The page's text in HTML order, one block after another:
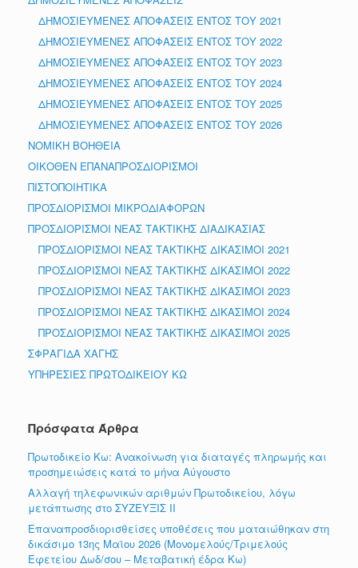
ΔΗΜΟΣΙΕΥΜΕΝΕΣ ΑΠΟΦΑΣΕΙΣ ΕΝΤΟΣ ΤΟΥ 2021
ΔΗΜΟΣΙΕΥΜΕΝΕΣ ΑΠΟΦΑΣΕΙΣ ΕΝΤΟΣ ΤΟΥ 2022
ΔΗΜΟΣΙΕΥΜΕΝΕΣ ΑΠΟΦΑΣΕΙΣ ΕΝΤΟΣ ΤΟΥ 2023
ΔΗΜΟΣΙΕΥΜΕΝΕΣ ΑΠΟΦΑΣΕΙΣ ΕΝΤΟΣ ΤΟΥ 2024
ΔΗΜΟΣΙΕΥΜΕΝΕΣ ΑΠΟΦΑΣΕΙΣ ΕΝΤΟΣ ΤΟΥ 2025
ΔΗΜΟΣΙΕΥΜΕΝΕΣ ΑΠΟΦΑΣΕΙΣ ΕΝΤΟΣ ΤΟΥ 2026
ΝΟΜΙΚΗ ΒΟΗΘΕΙΑ
ΟΙΚΟΘΕΝ ΕΠΑΝΑΠΡΟΣΔΙΟΡΙΣΜΟΙ
ΠΙΣΤΟΠΟΙΗΤΙΚΑ
ΠΡΟΣΔΙΟΡΙΣΜΟΙ ΜΙΚΡΟΔΙΑΦΟΡΩΝ
ΠΡΟΣΔΙΟΡΙΣΜΟΙ ΝΕΑΣ ΤΑΚΤΙΚΗΣ ΔΙΑΔΙΚΑΣΙΑΣ
ΠΡΟΣΔΙΟΡΙΣΜΟΙ ΝΕΑΣ ΤΑΚΤΙΚΗΣ ΔΙΚΑΣΙΜΟΙ 2021
ΠΡΟΣΔΙΟΡΙΣΜΟΙ ΝΕΑΣ ΤΑΚΤΙΚΗΣ ΔΙΚΑΣΙΜΟΙ 2022
ΠΡΟΣΔΙΟΡΙΣΜΟΙ ΝΕΑΣ ΤΑΚΤΙΚΗΣ ΔΙΚΑΣΙΜΟΙ 2023
ΠΡΟΣΔΙΟΡΙΣΜΟΙ ΝΕΑΣ ΤΑΚΤΙΚΗΣ ΔΙΚΑΣΙΜΟΙ 2024
ΠΡΟΣΔΙΟΡΙΣΜΟΙ ΝΕΑΣ ΤΑΚΤΙΚΗΣ ΔΙΚΑΣΙΜΟΙ 2025
ΣΦΡΑΓΙΔΑ ΧΑΓΗΣ
ΥΠΗΡΕΣΙΕΣ ΠΡΩΤΟΔΙΚΕΙΟΥ ΚΩ
Πρόσφατα Άρθρα
Πρωτοδικείο Κω: Ανακοίνωση για διαταγές πληρωμής και
προσημειώσεις κατά το μήνα Αύγουστο
Αλλαγή τηλεφωνικών αριθμών Πρωτοδικείου, λόγω
μετάπτωσης στο ΣΥΖΕΥΞΙΣ ΙΙ
Επαναπροσδιορισθείσες υποθέσεις που ματαιώθηκαν στη
δικάσιμο 13ης Μαϊου 2026 (Μονομελούς/Τριμελούς
Εφετείου Δωδ/σου – Μεταβατική έδρα Κω)